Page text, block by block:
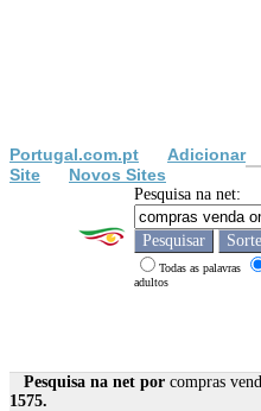
Portugal.com.pt
Adicionar
Site
Novos Sites
Pesquisa na net:
Todas as palavras
adultos
Pesquisa na net por compras
1575.